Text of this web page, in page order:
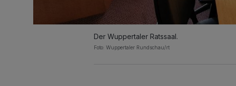
Der Wuppertaler Ratssaal.
Foto: Wuppertaler Rundschau/rt